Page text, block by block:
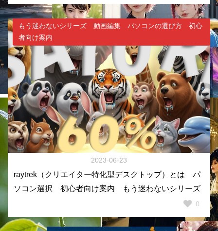
もう迷わないシリーズ 動画編集 パソコンの選び方 初心
者向け案内
2023-06-23
raytrek（クリエイター特化型デスクトップ）とは パ
ソコン選択 初心者向け案内 もう迷わないシリーズ
0